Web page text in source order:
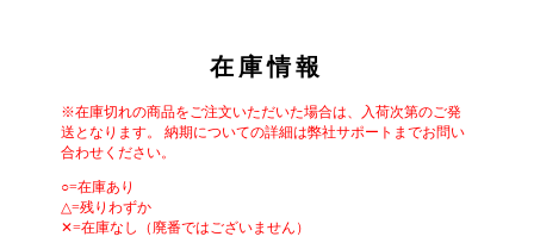
在庫情報
※在庫切れの商品をご注文いただいた場合は、入荷次第のご発
送となります。 納期についての詳細は弊社サポートまでお問い
合わせください。
○=在庫あり
△=残りわずか
✕=在庫なし（廃番ではございません）